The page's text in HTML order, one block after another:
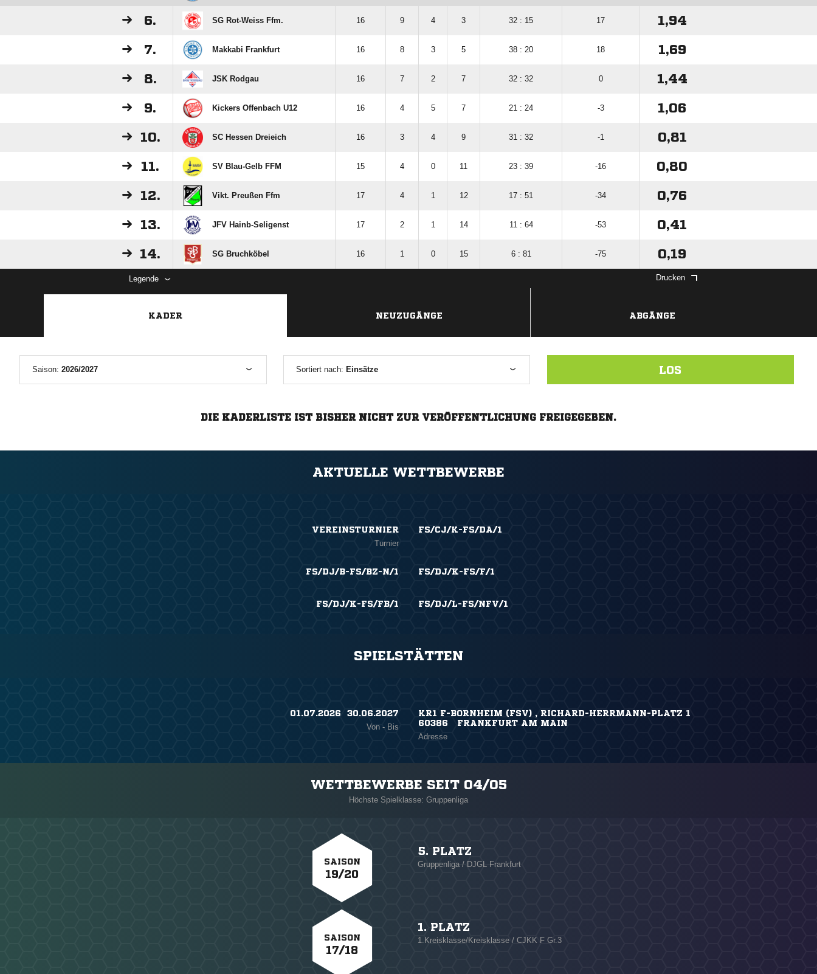
6. SG Rot-Weiss Ffm. 16 9 4 3 32 : 15 17 1,94
7. Makkabi Frankfurt 16 8 3 5 38 : 20 18 1,69
8. JSK Rodgau 16 7 2 7 32 : 32 0 1,44
9. Kickers Offenbach U12 16 4 5 7 21 : 24 -3 1,06
10. SC Hessen Dreieich 16 3 4 9 31 : 32 -1 0,81
11. SV Blau-Gelb FFM 15 4 0 11 23 : 39 -16 0,80
12. Vikt. Preußen Ffm 17 4 1 12 17 : 51 -34 0,76
13. JFV Hainb-Seligenst 17 2 1 14 11 : 64 -53 0,41
14. SG Bruchköbel 16 1 0 15 6 : 81 -75 0,19
Legende Drucken
KADER NEUZUGÄNGE ABGÄNGE
Saison: 2026/2027 Sortiert nach: Einsätze LOS
DIE KADERLISTE IST BISHER NICHT ZUR VERÖFFENTLICHUNG FREIGEGEBEN.
AKTUELLE WETTBEWERBE
VEREINSTURNIER
Turnier
FS/CJ/K-FS/DA/1
FS/DJ/B-FS/BZ-N/1 FS/DJ/K-FS/F/1
FS/DJ/K-FS/FB/1 FS/DJ/L-FS/NFV/1
SPIELSTÄTTEN
01.07.2026 ​ 30.06.2027
Von - Bis
KR1 F-BORNHEIM (FSV) , RICHARD-HERRMANN-PLATZ 1
60386 FRANKFURT AM MAIN
Adresse
WETTBEWERBE SEIT 04/05
Höchste Spielklasse: Gruppenliga
SAISON
19/20
5. PLATZ
Gruppenliga / DJGL Frankfurt
SAISON
17/18
1. PLATZ
1.Kreisklasse/Kreisklasse / CJKK F Gr.3